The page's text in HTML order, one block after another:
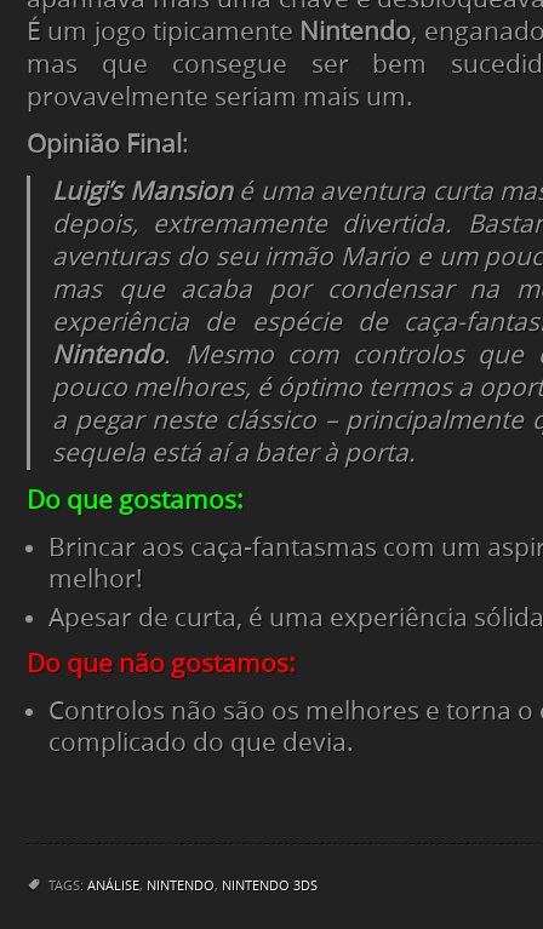
É um jogo tipicamente Nintendo,
mas que consegue ser bem
provavelmente seriam mais um.
Opinião Final :
Luigi’s Mansioné uma aventura curta
depois, extremamente divertida.
aventuras do seu irmão Mario e um
mas que acaba por condensar na
experiência de espécie de caça-
Nintendo. Mesmo com controlos que
pouco melhores, é óptimo termos a
a pegar neste clássico – principalmente
sequela está aí a bater à porta.
Do que gostamos:
Brincar aos caça-fantasmas com um
melhor!
Apesar de curta, é uma experiência
Do que não gostamos:
Controlos não são os melhores e torna o
complicado do que devia.
TAGS: ANÁLISE, NINTENDO, NINTENDO 3DS